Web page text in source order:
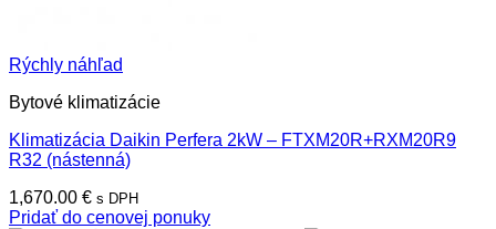
Rýchly náhľad
Bytové klimatizácie
Klimatizácia Daikin Perfera 2kW – FTXM20R+RXM20R9
R32 (nástenná)
1,670.00 € s DPH
Pridať do cenovej ponuky